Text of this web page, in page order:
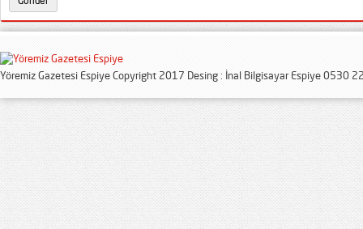
Yöremiz Gazetesi Espiye Copyright 2017 Desing : İnal Bilgisayar Espiye 0530